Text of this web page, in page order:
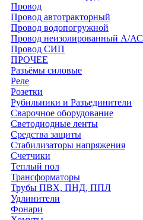
Провод
Провод автотракторный
Провод водопогружной
Провод неизолированный А/АС
Провод СИП
ПРОЧЕЕ
Разъёмы силовые
Реле
Розетки
Рубильники и Разъединители
Сварочное оборудование
Светодиодные ленты
Средства защиты
Стабилизаторы напряжения
Счетчики
Теплый пол
Трансформаторы
Трубы ПВХ, ПНД, ППЛ
Удлинители
Фонари